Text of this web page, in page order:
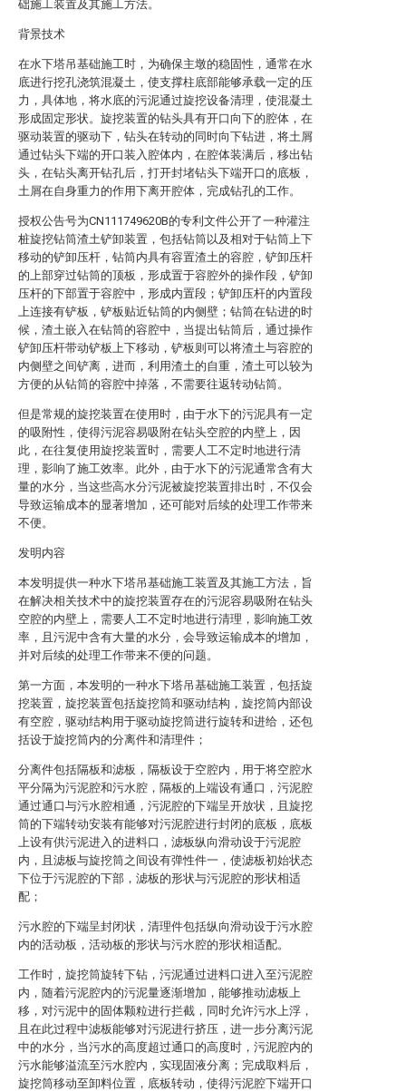
础施工装置及其施工方法。
背景技术
在水下塔吊基础施工时，为确保主墩的稳固性，通常在水
底进行挖孔浇筑混凝土，使支撑柱底部能够承载一定的压
力，具体地，将水底的污泥通过旋挖设备清理，使混凝土
形成固定形状。旋挖装置的钻头具有开口向下的腔体，在
驱动装置的驱动下，钻头在转动的同时向下钻进，将土屑
通过钻头下端的开口装入腔体内，在腔体装满后，移出钻
头，在钻头离开钻孔后，打开封堵钻头下端开口的底板，
土屑在自身重力的作用下离开腔体，完成钻孔的工作。
授权公告号为CN111749620B的专利文件公开了一种灌注
桩旋挖钻筒渣土铲卸装置，包括钻筒以及相对于钻筒上下
移动的铲卸压杆，钻筒内具有容置渣土的容腔，铲卸压杆
的上部穿过钻筒的顶板，形成置于容腔外的操作段，铲卸
压杆的下部置于容腔中，形成内置段；铲卸压杆的内置段
上连接有铲板，铲板贴近钻筒的内侧壁；钻筒在钻进的时
候，渣土嵌入在钻筒的容腔中，当提出钻筒后，通过操作
铲卸压杆带动铲板上下移动，铲板则可以将渣土与容腔的
内侧壁之间铲离，进而，利用渣土的自重，渣土可以较为
方便的从钻筒的容腔中掉落，不需要往返转动钻筒。
但是常规的旋挖装置在使用时，由于水下的污泥具有一定
的吸附性，使得污泥容易吸附在钻头空腔的内壁上，因
此，在往复使用旋挖装置时，需要人工不定时地进行清
理，影响了施工效率。此外，由于水下的污泥通常含有大
量的水分，当这些高水分污泥被旋挖装置排出时，不仅会
导致运输成本的显著增加，还可能对后续的处理工作带来
不便。
发明内容
本发明提供一种水下塔吊基础施工装置及其施工方法，旨
在解决相关技术中的旋挖装置存在的污泥容易吸附在钻头
空腔的内壁上，需要人工不定时地进行清理，影响施工效
率，且污泥中含有大量的水分，会导致运输成本的增加，
并对后续的处理工作带来不便的问题。
第一方面，本发明的一种水下塔吊基础施工装置，包括旋
挖装置，旋挖装置包括旋挖筒和驱动结构，旋挖筒内部设
有空腔，驱动结构用于驱动旋挖筒进行旋转和进给，还包
括设于旋挖筒内的分离件和清理件；
分离件包括隔板和滤板，隔板设于空腔内，用于将空腔水
平分隔为污泥腔和污水腔，隔板的上端设有通口，污泥腔
通过通口与污水腔相通，污泥腔的下端呈开放状，且旋挖
筒的下端转动安装有能够对污泥腔进行封闭的底板，底板
上设有供污泥进入的进料口，滤板纵向滑动设于污泥腔
内，且滤板与旋挖筒之间设有弹性件一，使滤板初始状态
下位于污泥腔的下部，滤板的形状与污泥腔的形状相适
配；
污水腔的下端呈封闭状，清理件包括纵向滑动设于污水腔
内的活动板，活动板的形状与污水腔的形状相适配。
工作时，旋挖筒旋转下钻，污泥通过进料口进入至污泥腔
内，随着污泥腔内的污泥量逐渐增加，能够推动滤板上
移，对污泥中的固体颗粒进行拦截，同时允许污水上浮，
且在此过程中滤板能够对污泥进行挤压，进一步分离污泥
中的水分，当污水的高度超过通口的高度时，污泥腔内的
污水能够溢流至污水腔内，实现固液分离；完成取料后，
旋挖筒移动至卸料位置，底板转动，使得污泥腔下端开口